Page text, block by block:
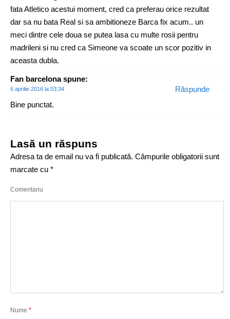
fata Atletico acestui moment, cred ca preferau orice rezultat
dar sa nu bata Real si sa ambitioneze Barca fix acum.. un
meci dintre cele doua se putea lasa cu multe rosii pentru
madrileni si nu cred ca Simeone va scoate un scor pozitiv in
aceasta dubla.
Fan barcelona spune:
6 aprilie 2016 la 03:34
Bine punctat.
Răspunde
Lasă un răspuns
Adresa ta de email nu va fi publicată. Câmpurile obligatorii sunt
marcate cu *
Comentariu
Nume *